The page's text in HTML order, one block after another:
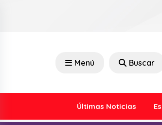
Menú Buscar
Últimas Noticias